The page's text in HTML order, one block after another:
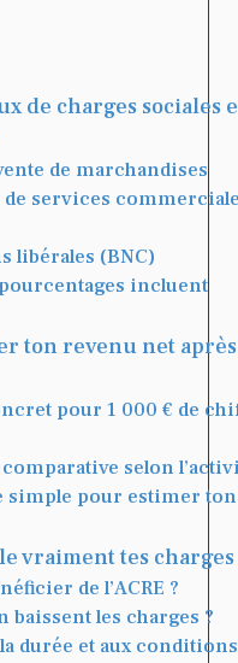
de charges sociales
de marchandises
services
libérales (BNC)
incluent
ton revenu net après
pour 1 000 € de
selon
simple pour estimer ton
vraiment tes charges
de l’ACRE ?
baissent les charges ?
durée et aux conditions